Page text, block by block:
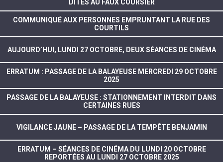
DITES AU FAUX COURSIER
COMMUNIQUÉ AUX PERSONNES EMPRUNTANT LA RUE DES
COURTILS
AUJOURD’HUI, LUNDI 27 OCTOBRE, DEUX SÉANCES DE CINÉMA
ERRATUM : PASSAGE DE LA BALAYEUSE MERCREDI 29 OCTOBRE
2025
PASSAGE DE LA BALAYEUSE : STATIONNEMENT INTERDIT DANS
CERTAINES RUES
VIGILANCE JAUNE – PASSAGE DE LA TEMPÊTE BENJAMIN
ERRATUM – SÉANCES DE CINÉMA DU LUNDI 20 OCTOBRE
REPORTÉES AU LUNDI 27 OCTOBRE 2025